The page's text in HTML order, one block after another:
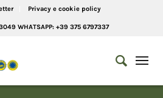
Privacy e cookie policy
WHATSAPP: +39 375 6797337